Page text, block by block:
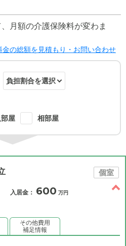
月額の介護保険料が変わま
金の総額を見積もり・お問い合わせ
屋 相部屋
個室
入居金： 600 万円
その他費用
補足情報